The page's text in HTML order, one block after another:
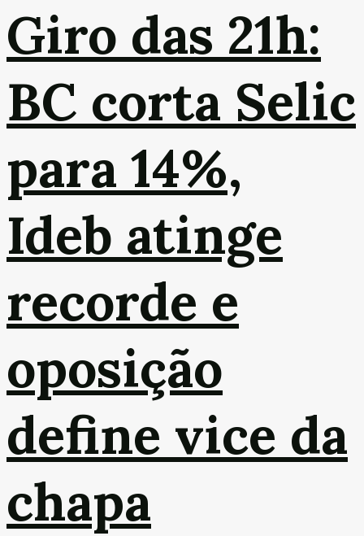
Giro das 21h:
BC corta Selic
para 14%,
Ideb atinge
recorde e
oposição
define vice da
chapa